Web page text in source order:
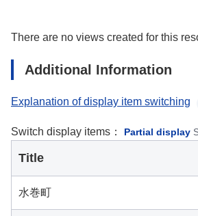
There are no views created for this
Additional Information
Explanation of display item switching
Switch display items： Partial display
Title
水巻町